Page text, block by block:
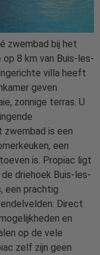
zwembad bij het
8 km van Buis-les-
villa heeft
geven
zonnige terras. U
zwembad is een
een
is. Propiac ligt
driehoek Buis-les-
een prachtig
Direct
en
op de vele
zelf zijn geen